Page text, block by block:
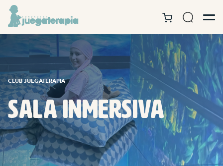
CLUB JUEGATERAPIA
SALA Inmersiva